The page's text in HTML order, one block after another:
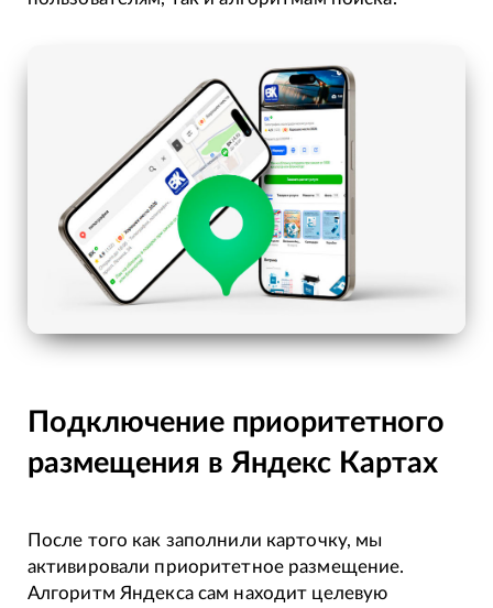
Подключение приоритетного
размещения в Яндекс Картах
После того как заполнили карточку, мы
активировали приоритетное размещение.
Алгоритм Яндекса сам находит целевую